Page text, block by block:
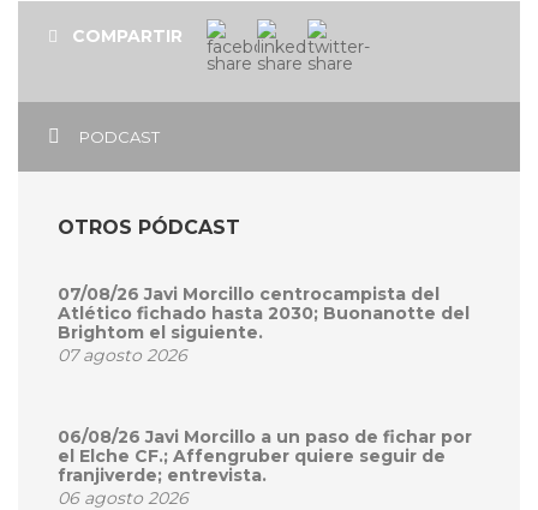
COMPARTIR
PODCAST
OTROS PÓDCAST
07/08/26 Javi Morcillo centrocampista del
Atlético fichado hasta 2030; Buonanotte del
Brightom el siguiente.
07 agosto 2026
06/08/26 Javi Morcillo a un paso de fichar por
el Elche CF.; Affengruber quiere seguir de
franjiverde; entrevista.
06 agosto 2026